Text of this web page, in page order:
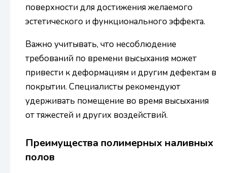
поверхности для достижения желаемого
эстетического и функционального эффекта.
Важно учитывать, что несоблюдение
требований по времени высыхания может
привести к деформациям и другим дефектам в
покрытии. Специалисты рекомендуют
удерживать помещение во время высыхания
от тяжестей и других воздействий.
Преимущества полимерных наливных
полов